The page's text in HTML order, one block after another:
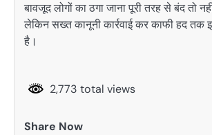
बावजूद लोगों का ठगा जाना पूरी तरह से बंद तो
लेकिन सख्त कानूनी कार्रवाई कर काफी हद तक
है।
2,773 total views
Share Now